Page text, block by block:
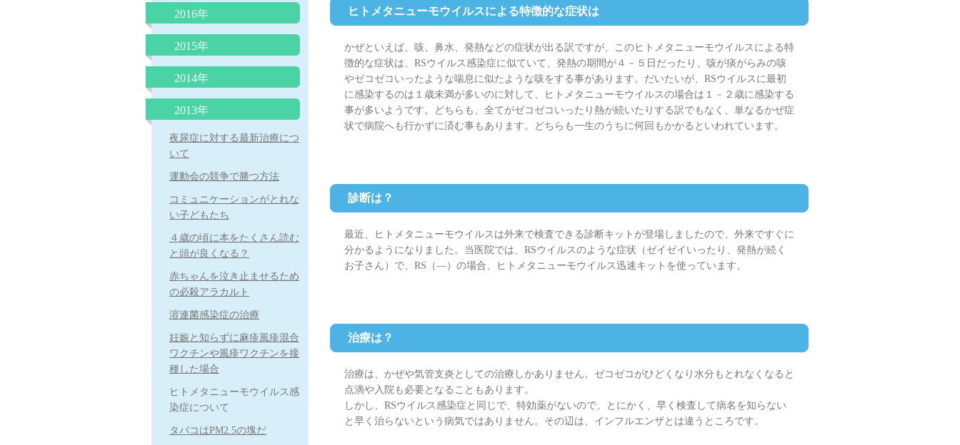
ヒトメタニューモウイルスによる特徴的な症状は
かぜといえば、咳、鼻水、発熱などの症状が出る訳ですが、このヒトメタニューモウイルスによる特
徴的な症状は、RSウイルス感染症に似ていて、発熱の期間が４－５日だったり、咳が痰がらみの咳
やゼコゼコいったような喘息に似たような咳をする事があります。だいたいが、RSウイルスに最初
に感染するのは１歳未満が多いのに対して、ヒトメタニューモウイルスの場合は１－２歳に感染する
事が多いようです。どちらも、全てがゼコゼコいったり熱が続いたりする訳でもなく、単なるかぜ症
状で病院へも行かずに済む事もあります。どちらも一生のうちに何回もかかるといわれています。
診断は？
最近、ヒトメタニューモウイルスは外来で検査できる診断キットが登場しましたので、外来ですぐに
分かるようになりました。当医院では、RSウイルスのような症状（ゼイゼイいったり、発熱が続く
お子さん）で、RS（―）の場合、ヒトメタニューモウイルス迅速キットを使っています。
治療は？
治療は、かぜや気管支炎としての治療しかありません。ゼコゼコがひどくなり水分もとれなくなると
点滴や入院も必要となることもあります。
しかし、RSウイルス感染症と同じで、特効薬がないので、とにかく、早く検査して病名を知らない
と早く治らないという病気ではありません。その辺は、インフルエンザとは違うところです。
院長コラム アレルギー学会
免疫療法をする）ことは本当
院長コラム「魚をたべて蕁麻
疹が出たら、魚アレルギー
か？』
子宮頸がんワクチンを受けま
しょう！
子どもの微熱とは 院長コラ
ム
院長コラム 本年度の学校・
ついて
院長コラム 令和２年５月号
「赤ちゃんは縦抱っこより、
抱きしめられたい！」
乳児健診を受けられない保護
者の方に伝えたいこと
について
子どもの睡眠
自家栽培のジャガイモの食中
毒に注意！
りんご病は何度もかかる？？
抗インフルエンザ薬 新薬ゾ
フルーザによる「耐性」とは
どういう意味か？
空気嚥下症（くうきえんげし
ょう）
ちょっといいお話し
ール）治療へ
嘔吐下痢症に、吐き気止めや
整腸剤は必要？？
「抗生剤は検査なしで出して
はならない」という声明文
（日本小児科医会）
操」に物申す
薬、本当に必要ですか？
「ゾフルーザ」について
子どもの肥満と肥満症
シナジス接種します
溶連菌感染症後の尿検査につ
耳掃除はしてはいけません！
厚労省が「カゼや喉の痛みに
容易に抗生剤は使うな！」
ヒトメタニウモウイルスとは
何者だ？
アレルギー検査では見つから
ないミルクアレルギー
子どもの才能を伸ばせない親
の特徴
子どもを抱きしめるほど頭が
良くなる
「子どもののほめ方、叱り
方」
重症なアレルギー性鼻炎とレ
ーザー治療
「重症なアレルギー性鼻炎と
レーザー治療」
2016年
赤ちゃんの仙尾部の皮膚のく
ぼみ
L8020乳酸菌による虫歯予防
揺さぶられ症候群
子どもとスマホ
ダンスィ
鉄欠乏性貧血
不思議の国のアリス症候群
突発性発疹症は健康な身近な
人からうつる
「赤ちゃんの涙目、めやに」
について
抱きぐせは悪くない
卒乳と抱擁
「心雑音」について
夏に流行る「ヤケド虫」
３歳までの子育てに大切なこ
と その２
2015年
小１プロブレムとは
かぜの薬ー院長のひとりごと
子どもの謎の“あるある”行動
子どもを傷つける言葉、行為
とは？
熱中症のメカニズムと症状に
対する救急処置
熱中症のメカニズムと症状に
対する救急処置
赤ちゃんの授乳について
2014年
３歳までの子育てに大切なこ
と
子どものわがままやめさせる
魔法のフレーズ
最新、人気の絵本の紹介（３
冊）
子どもに使ってはいけない
NGワード
包茎の赤ちゃんの対処
脱水症を防ぐ経口補水の方法
ましょう！
B型肝炎ワクチンを受けまし
ょう！その２
方
2013年
夜尿症に対する最新治療につ
いて
運動会の競争で勝つ方法
コミュニケーションがとれな
い子どもたち
４歳の頃に本をたくさん読む
と頭が良くなる？
赤ちゃんを泣き止ませるため
の必殺アラカルト
溶連菌感染症の治療
妊娠と知らずに麻疹風疹混合
ワクチンや風疹ワクチンを接
種した場合
ヒトメタニューモウイルス感
染症について
タバコはPM2.5の塊だ